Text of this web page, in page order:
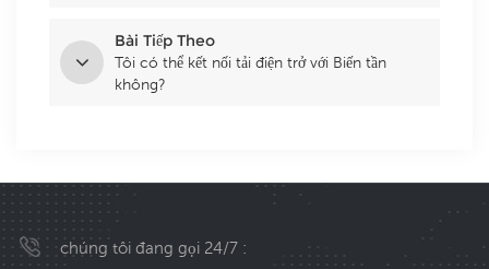
Bài Tiếp Theo
Tôi có thể kết nối tải điện trở với Biến tần
không?
chúng tôi đang gọi 24/7 :